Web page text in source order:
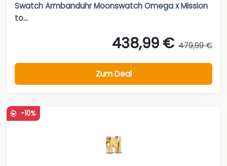
Swatch Armbanduhr Moonswatch Omega x Mission
to...
438,99 € 479,99 €
Zum Deal
-10%